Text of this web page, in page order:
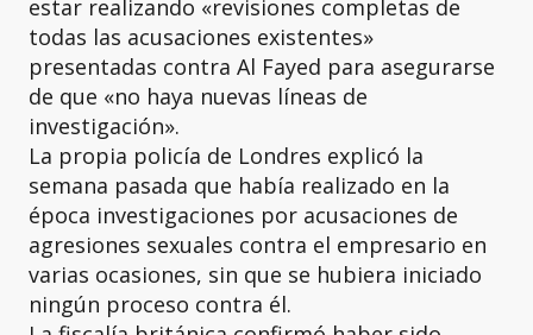
estar realizando «revisiones completas de
todas las acusaciones existentes»
presentadas contra Al Fayed para asegurarse
de que «no haya nuevas líneas de
investigación».
La propia policía de Londres explicó la
semana pasada que había realizado en la
época investigaciones por acusaciones de
agresiones sexuales contra el empresario en
varias ocasiones, sin que se hubiera iniciado
ningún proceso contra él.